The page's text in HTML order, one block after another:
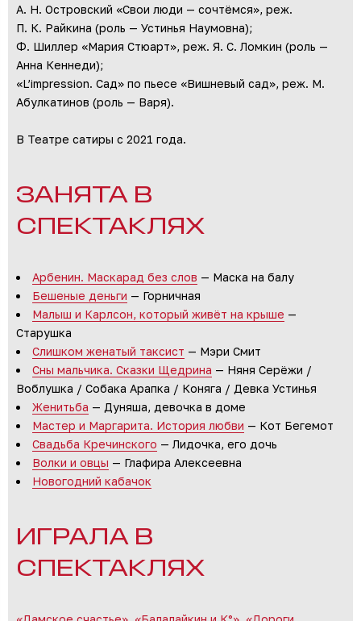
А. Н. Островский «Свои люди — сочтёмся», реж.
П. К. Райкина (роль — Устинья Наумовна);
Ф. Шиллер «Мария Стюарт», реж. Я. С. Ломкин (роль —
Анна Кеннеди);
«L’impression. Сад» по пьесе «Вишневый сад», реж. М.
Абулкатинов (роль — Варя).
В Театре сатиры с 2021 года.
ЗАНЯТА В
СПЕКТАКЛЯХ
Арбенин. Маскарад без слов — Маска на балу
Бешеные деньги — Горничная
Малыш и Карлсон, который живёт на крыше —
Старушка
Слишком женатый таксист — Мэри Смит
Сны мальчика. Сказки Щедрина — Няня Серёжи /
Воблушка / Собака Арапка / Коняга / Девка Устинья
Женитьба — Дуняша, девочка в доме
Мастер и Маргарита. История любви — Кот Бегемот
Свадьба Кречинского — Лидочка, его дочь
Волки и овцы — Глафира Алексеевна
Новогодний кабачок
ИГРАЛА В
СПЕКТАКЛЯХ